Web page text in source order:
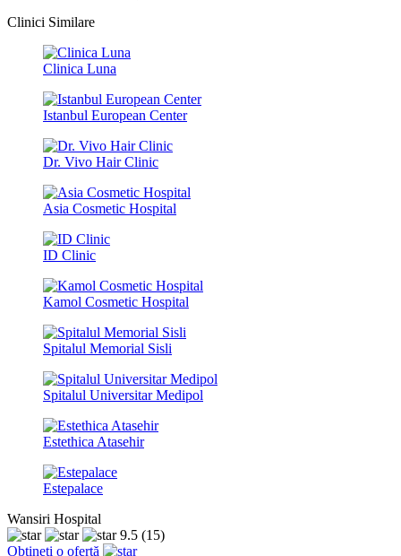
Clinici Similare
Clinica Luna
Istanbul European Center
Dr. Vivo Hair Clinic
Asia Cosmetic Hospital
ID Clinic
Kamol Cosmetic Hospital
Spitalul Memorial Sisli
Spitalul Universitar Medipol
Estethica Atasehir
Estepalace
Wansiri Hospital
9.5 (15)
Obțineți o ofertă